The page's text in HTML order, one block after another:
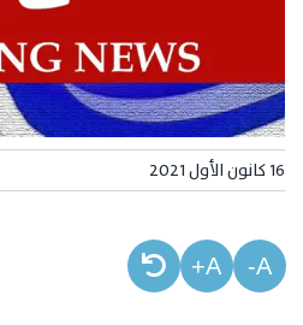
16 كانون الأول 2021
A-
A+